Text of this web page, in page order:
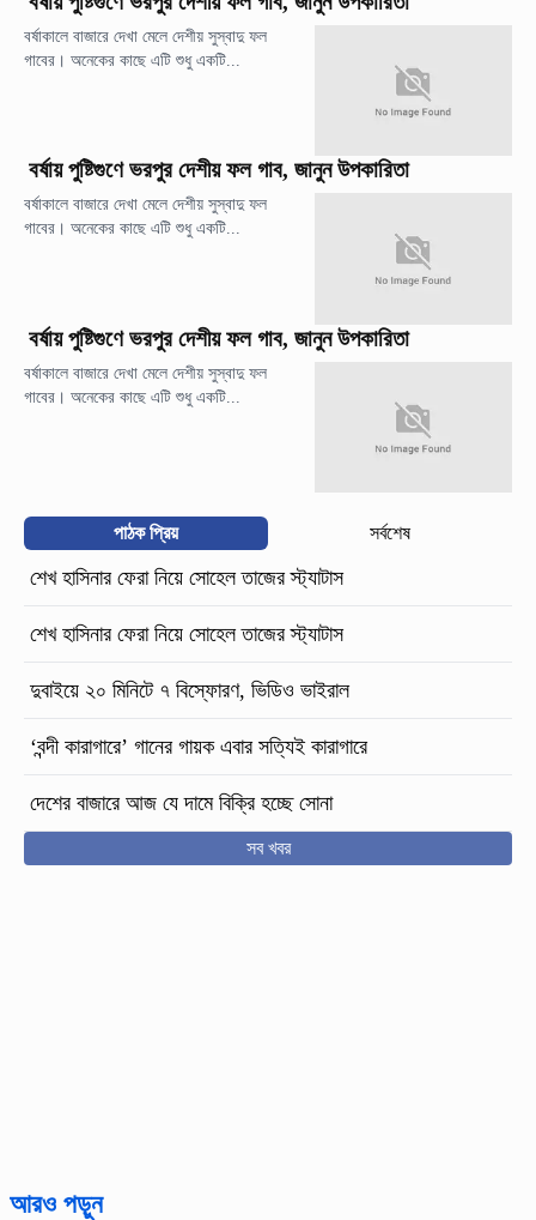
বর্ষাকালে বাজারে দেখা মেলে দেশীয় সুস্বাদু ফল
গাবের। অনেকের কাছে এটি শুধু একটি...
বর্ষায় পুষ্টিগুণে ভরপুর দেশীয় ফল গাব, জানুন উপকারিতা
বর্ষাকালে বাজারে দেখা মেলে দেশীয় সুস্বাদু ফল
গাবের। অনেকের কাছে এটি শুধু একটি...
বর্ষায় পুষ্টিগুণে ভরপুর দেশীয় ফল গাব, জানুন উপকারিতা
বর্ষাকালে বাজারে দেখা মেলে দেশীয় সুস্বাদু ফল
গাবের। অনেকের কাছে এটি শুধু একটি...
পাঠক প্রিয় সর্বশেষ
শেখ হাসিনার ফেরা নিয়ে সোহেল তাজের স্ট্যাটাস
শেখ হাসিনার ফেরা নিয়ে সোহেল তাজের স্ট্যাটাস
দুবাইয়ে ২০ মিনিটে ৭ বিস্ফোরণ, ভিডিও ভাইরাল
‘বন্দী কারাগারে’ গানের গায়ক এবার সত্যিই কারাগারে
দেশের বাজারে আজ যে দামে বিক্রি হচ্ছে সোনা
সব খবর
আরও পড়ুন